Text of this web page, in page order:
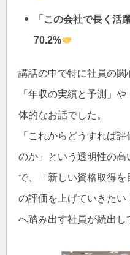
「この会社で長く活
70.2%
講話の中で特に社員の関
「年収の実績と予測」
体的なお話でした。
「これからどうすれば
のか」という透明性の高
で、「新しい資格取得
の評価を上げていきた
へ踏み出す社員が続出し